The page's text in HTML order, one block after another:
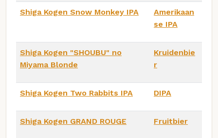
Shiga Kogen Snow Monkey IPA
Amerikaan
se IPA
Shiga Kogen "SHOUBU" no
Miyama Blonde
Kruidenbie
r
Shiga Kogen Two Rabbits IPA DIPA
Shiga Kogen GRAND ROUGE Fruitbier